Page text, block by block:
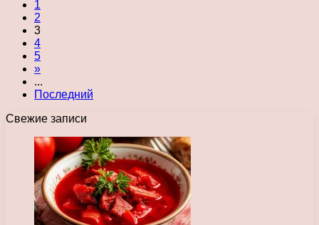
1
2
3
4
5
»
...
Последний
Свежие записи